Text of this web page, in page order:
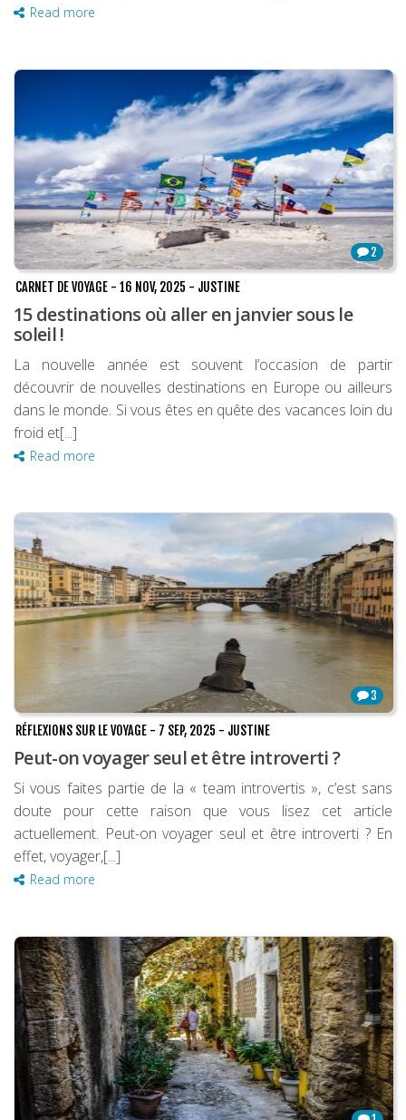
Read more
2
CARNET DE VOYAGE - 16 NOV, 2025 - JUSTINE
15 destinations où aller en janvier sous le
soleil !
La nouvelle année est souvent l’occasion de partir
découvrir de nouvelles destinations en Europe ou ailleurs
dans le monde. Si vous êtes en quête des vacances loin du
froid et[...]
Read more
3
RÉFLEXIONS SUR LE VOYAGE - 7 SEP, 2025 - JUSTINE
Peut-on voyager seul et être introverti ?
Si vous faites partie de la « team introvertis », c’est sans
doute pour cette raison que vous lisez cet article
actuellement. Peut-on voyager seul et être introverti ? En
effet, voyager,[...]
Read more